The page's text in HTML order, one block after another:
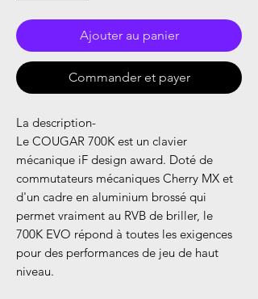
Ajouter au panier
Commander et payer
La description-
Le COUGAR 700K est un clavier
mécanique iF design award. Doté de
commutateurs mécaniques Cherry MX et
d'un cadre en aluminium brossé qui
permet vraiment au RVB de briller, le
700K EVO répond à toutes les exigences
pour des performances de jeu de haut
niveau.